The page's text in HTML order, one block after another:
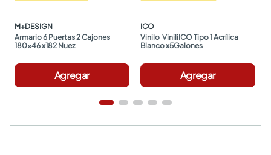
M+DESIGN
Armario 6 Puertas 2 Cajones
180x46 x182 Nuez
Agregar
ICO
Vinilo  ViniliICO Tipo 1 Acrílica
Blanco x5Galones
Agregar